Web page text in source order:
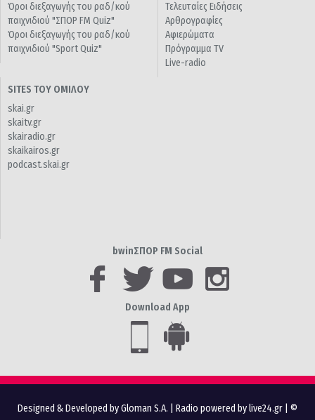
Όροι διεξαγωγής του ραδ/κού
παιχνιδιού "ΣΠΟΡ FM Quiz"
Όροι διεξαγωγής του ραδ/κού
παιχνιδιού "Sport Quiz"
Τελευταίες Ειδήσεις
Αρθρογραφίες
Αφιερώματα
Πρόγραμμα TV
Live-radio
SITES ΤΟΥ ΟΜΙΛΟΥ
skai.gr
skaitv.gr
skairadio.gr
skaikairos.gr
podcast.skai.gr
bwinΣΠΟΡ FM Social
Download App
Designed & Developed by Gloman S.A. Radio powered by live24.gr | ©